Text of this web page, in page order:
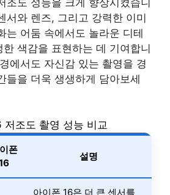
서와 렌즈, 그리고 강력한 이미
는 어둠 속에서도 놀라운 디테
색감을 표현하는 데 기여합니
에서도 자신감 있는 촬영을 경
들을 더욱 생생하게 담아보세
저조도 촬영 성능 비교
폰
설명
아이폰 16은 더 큰 센서를